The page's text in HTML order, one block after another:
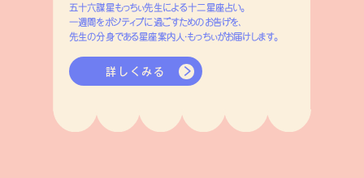
五十六謀星もっちぃ先生による十二星座占い。
一週間をポジティブに過ごすためのお告げを、
先生の分身である星座案内人・もっちぃがお届けします。
詳しくみる